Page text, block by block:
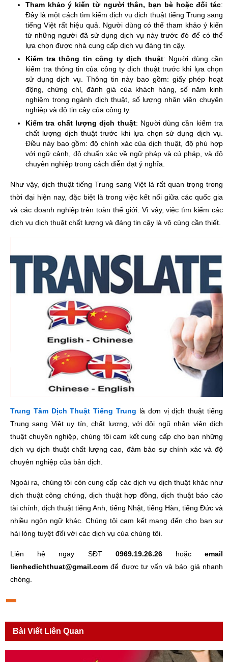
Tham khảo ý kiến từ người thân, bạn bè hoặc đối tác:
Đây là một cách tìm kiếm dịch vụ dịch thuật tiếng Trung sang
tiếng Việt rất hiệu quả. Người dùng có thể tham khảo ý kiến
từ những người đã sử dụng dịch vụ này trước đó để có thể
lựa chọn được nhà cung cấp dịch vụ đáng tin cậy.
Kiểm tra thông tin công ty dịch thuật: Người dùng cần
kiểm tra thông tin của công ty dịch thuật trước khi lựa chọn
sử dụng dịch vụ. Thông tin này bao gồm: giấy phép hoạt
động, chứng chỉ, đánh giá của khách hàng, số năm kinh
nghiệm trong ngành dịch thuật, số lượng nhân viên chuyên
nghiệp và độ tin cậy của công ty.
Kiểm tra chất lượng dịch thuật: Người dùng cần kiểm tra
chất lượng dịch thuật trước khi lựa chọn sử dụng dịch vụ.
Điều này bao gồm: độ chính xác của dịch thuật, độ phù hợp
với ngữ cảnh, độ chuẩn xác về ngữ pháp và cú pháp, và độ
chuyên nghiệp trong cách diễn đạt ý nghĩa.
Như vậy, dịch thuật tiếng Trung sang Việt là rất quan trọng trong
thời đại hiện nay, đặc biệt là trong việc kết nối giữa các quốc gia
và các doanh nghiệp trên toàn thế giới. Vì vậy, việc tìm kiếm các
dịch vụ dịch thuật chất lượng và đáng tin cậy là vô cùng cần thiết.
Trung Tâm Dịch Thuật Tiếng Trung là đơn vị dịch thuật tiếng
Trung sang Việt uy tín, chất lượng, với đội ngũ nhân viên dịch
thuật chuyên nghiệp, chúng tôi cam kết cung cấp cho bạn những
dịch vụ dịch thuật chất lượng cao, đảm bảo sự chính xác và độ
chuyên nghiệp của bản dịch.
Ngoài ra, chúng tôi còn cung cấp các dịch vụ dịch thuật khác như
dịch thuật công chứng, dịch thuật hợp đồng, dịch thuật báo cáo
tài chính, dịch thuật tiếng Anh, tiếng Nhật, tiếng Hàn, tiếng Đức và
nhiều ngôn ngữ khác. Chúng tôi cam kết mang đến cho bạn sự
hài lòng tuyệt đối với các dịch vụ của chúng tôi.
Liên hệ ngay SĐT 0969.19.26.26 hoặcemail
lienhedichthuat@gmail.com để được tư vấn và báo giá nhanh
chóng.
Bài Viết Liên Quan